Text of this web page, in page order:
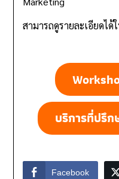
สามารถดูรายละเอียดไ
บริการที่ปรึก
Facebook